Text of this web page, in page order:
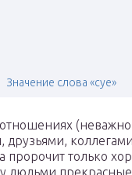
Значение слова «суе»
друзьями,
пророчит только
людьми